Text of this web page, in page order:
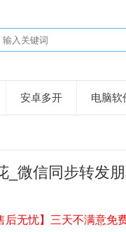
安卓多开 电脑软
_微信同步转发
后无忧】三天不满意免